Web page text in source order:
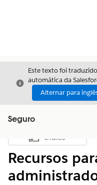
Fechar
Este texto foi
automática da
Alternar para
Seguro
Mostrar índice
Índice
Recursos